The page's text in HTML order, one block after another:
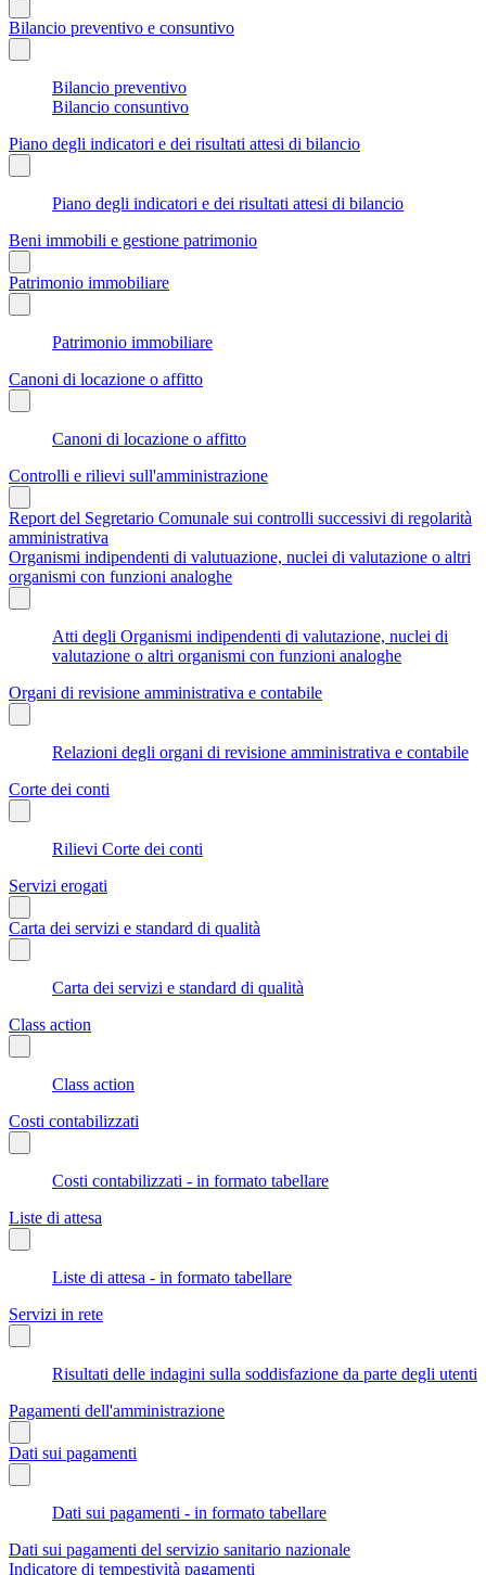
Bilancio preventivo e consuntivo
Bilancio preventivo
Bilancio consuntivo
Piano degli indicatori e dei risultati attesi di bilancio
Piano degli indicatori e dei risultati attesi di bilancio
Beni immobili e gestione patrimonio
Patrimonio immobiliare
Patrimonio immobiliare
Canoni di locazione o affitto
Canoni di locazione o affitto
Controlli e rilievi sull'amministrazione
Report del Segretario Comunale sui controlli successivi di regolarità
amministrativa
Organismi indipendenti di valutuazione, nuclei di valutazione o altri
organismi con funzioni analoghe
Atti degli Organismi indipendenti di valutazione, nuclei di
valutazione o altri organismi con funzioni analoghe
Organi di revisione amministrativa e contabile
Relazioni degli organi di revisione amministrativa e contabile
Corte dei conti
Rilievi Corte dei conti
Servizi erogati
Carta dei servizi e standard di qualità
Carta dei servizi e standard di qualità
Class action
Class action
Costi contabilizzati
Costi contabilizzati - in formato tabellare
Liste di attesa
Liste di attesa - in formato tabellare
Servizi in rete
Risultati delle indagini sulla soddisfazione da parte degli utenti
Pagamenti dell'amministrazione
Dati sui pagamenti
Dati sui pagamenti - in formato tabellare
Dati sui pagamenti del servizio sanitario nazionale
Indicatore di tempestività pagamenti